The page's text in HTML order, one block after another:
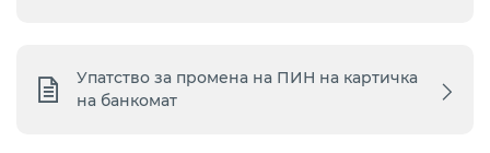
Упатство за промена на ПИН на картичка
на банкомат